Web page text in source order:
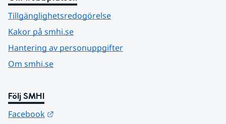
Tillgänglighetsredogörelse
Kakor på smhi.se
Hantering av personuppgifter
Om smhi.se
Följ SMHI
Facebook